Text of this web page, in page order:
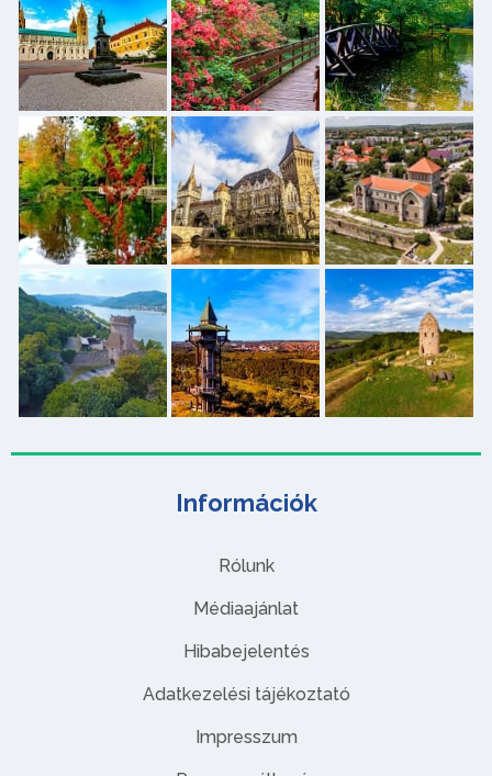
Információk
Rólunk
Médiaajánlat
Hibabejelentés
Adatkezelési tájékoztató
Impresszum